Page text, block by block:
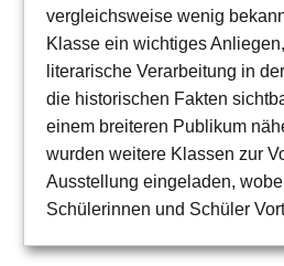
vergleichsweise wenig
Klasse ein wichtiges
literarische Verarbeitung in
die historischen Fakten
einem breiteren Publikum
wurden weitere Klassen zur
Ausstellung eingeladen,
Schülerinnen und Schüler